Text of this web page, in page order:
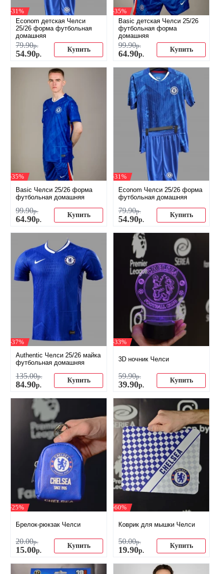
-31%
Econom детская Челси
25/26 форма футбольная
домашняя
79.90р.
54.90р.
Купить
-35%
Basic детская Челси 25/26
футбольная форма
домашняя
99.90р.
64.90р.
Купить
-35%
Basic Челси 25/26 форма
футбольная домашняя
99.90р.
64.90р.
Купить
-31%
Econom Челси 25/26 форма
футбольная домашняя
79.90р.
54.90р.
Купить
-37%
Authentic Челси 25/26 майка
футбольная домашняя
135.00р.
84.90р.
Купить
-33%
3D ночник Челси
59.90р.
39.90р.
Купить
-25%
Брелок-рюкзак Челси
20.00р.
15.00р.
Купить
-60%
Коврик для мышки Челси
50.00р.
19.90р.
Купить